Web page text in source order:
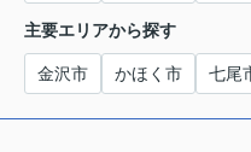
主要エリアから探す
金沢市 かほく市 七尾